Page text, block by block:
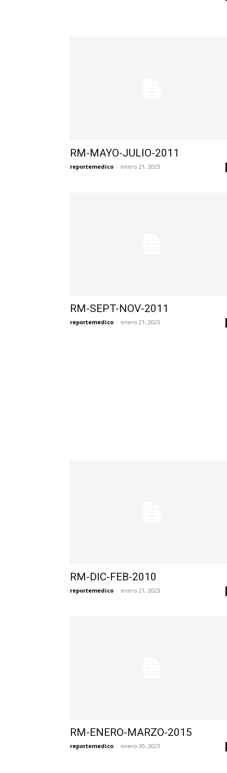
RM-MAYO-JULIO-2011
reportemedico - enero 21, 2023
RM-SEPT-NOV-2011
reportemedico - enero 21, 2023
RM-DIC-FEB-2010
reportemedico - enero 21, 2023
RM-ENERO-MARZO-2015
reportemedico - enero 20, 2023